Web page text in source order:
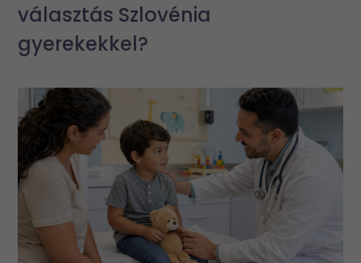
választás Szlovénia
gyerekekkel?